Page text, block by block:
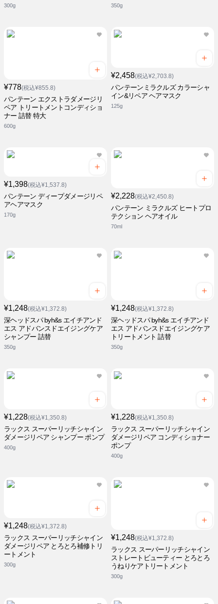
300g 350g
¥778(税込¥855.8)
パンテーン エクストラダメージリ
ペア トリートメントコンディショ
ナー 詰替 特大
600g
¥2,458(税込¥2,703.8)
パンテーンミラクルズ カラーシャ
イン&リペア ヘアマスク
125g
¥1,398(税込¥1,537.8)
パンテーン ディープダメージリペ
アヘアマスク
170g
¥2,228(税込¥2,450.8)
パンテーン ミラクルズ ヒートプロ
テクション ヘアオイル
70ml
¥1,248(税込¥1,372.8)
深ヘッドスパ byh&s エイチアンド
エス アドバンスドエイジングケア
シャンプー 詰替
350g
¥1,248(税込¥1,372.8)
深ヘッドスパ byh&s エイチアンド
エス アドバンスドエイジングケア
トリートメント 詰替
350g
¥1,228(税込¥1,350.8)
ラックス スーパーリッチシャイン
ダメージリペア シャンプー ポンプ
400g
¥1,228(税込¥1,350.8)
ラックス スーパーリッチシャイン
ダメージリペア コンディショナー
ポンプ
400g
¥1,248(税込¥1,372.8)
ラックス スーパーリッチシャイン
ダメージリペア とろとろ補修トリ
ートメント
300g
¥1,248(税込¥1,372.8)
ラックス スーパーリッチシャイン
ストレートビューティー とろとろ
うねりケアトリートメント
300g